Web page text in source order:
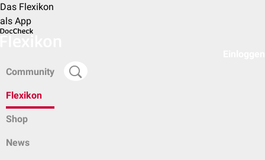
Das Flexikon
als App
Community
Flexikon
Shop
News